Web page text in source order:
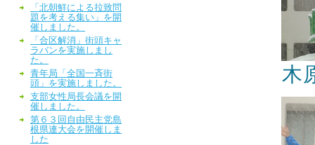
木
「北朝鮮による拉致問
題を考える集い」を開
催しました。
「合区解消」街頭キャ
ラバンを実施しまし
た。
青年局「全国一斉街
頭」を実施しました。
支部女性局長会議を開
催しました。
第６３回自由民主党島
根県連大会を開催しま
した